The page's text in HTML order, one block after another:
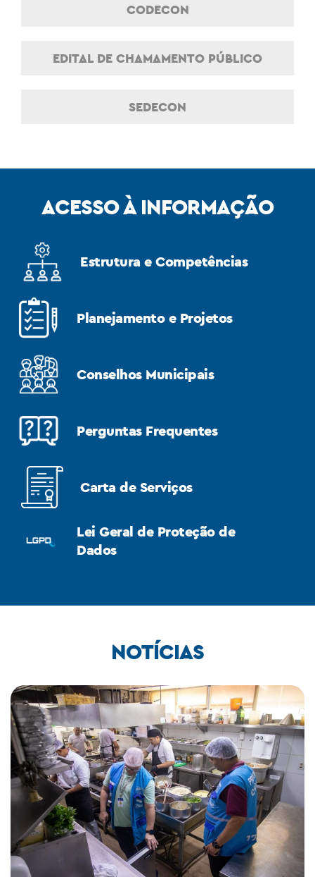
CODECON
EDITAL DE CHAMAMENTO PÚBLICO
SEDECON
ACESSO À INFORMAÇÃO
Estrutura e Competências
Planejamento e Projetos
Conselhos Municipais
Perguntas Frequentes
Carta de Serviços
Lei Geral de Proteção de
Dados
NOTÍCIAS